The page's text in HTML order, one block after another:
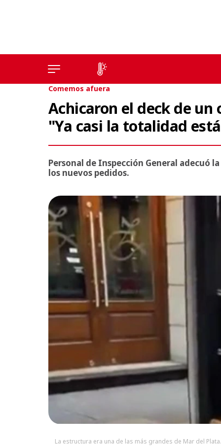
Comemos afuera
Achicaron el deck de
"Ya casi la totalidad
Personal de Inspección General adecuó
los nuevos pedidos.
La estructura era una de las más grandes de Mar del Plata.